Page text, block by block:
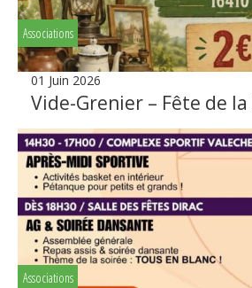
Associations
01 Juin 2026
Vide-Grenier – Fête de
Associations